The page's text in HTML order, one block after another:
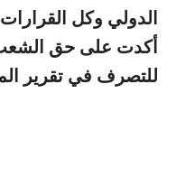
الدولي وكل
أكدت على حق الشعب
للتصرف في تقرير